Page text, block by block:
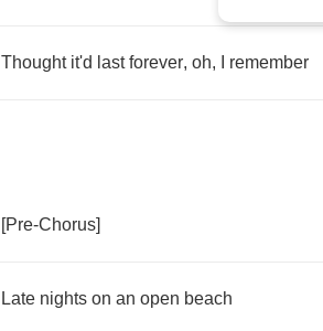
Thought it'd last forever, oh, remember
[Pre-Chorus]
Late nights on an open beach